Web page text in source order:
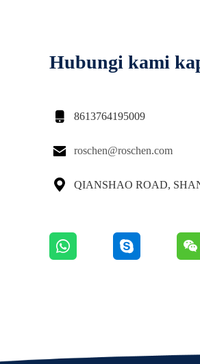
Hubungi kami
 8613764195009
 roschen@roschen.com
 QIANSHAO ROAD,